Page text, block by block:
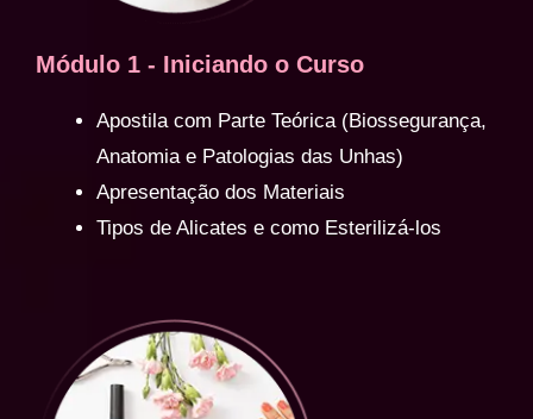
Módulo 1 - Iniciando o Curso
Apostila com Parte Teórica (Biossegurança,
Anatomia e Patologias das Unhas)
Apresentação dos Materiais
Tipos de Alicates e como Esterilizá-los